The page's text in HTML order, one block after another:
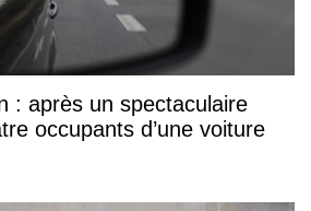
: après un spectaculaire
occupants d’une voiture